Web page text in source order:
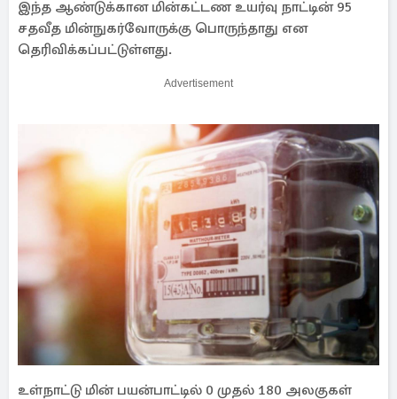
இந்த ஆண்டுக்கான மின்கட்டண உயர்வு நாட்டின் 95
சதவீத மின்நுகர்வோருக்கு பொருந்தாது என
தெரிவிக்கப்பட்டுள்ளது.
Advertisement
உள்நாட்டு மின் பயன்பாட்டில் 0 முதல் 180 அலகுகள்